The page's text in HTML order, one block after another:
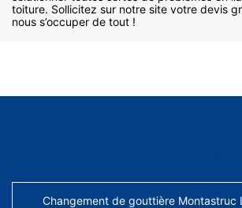
toiture. Sollicitez sur notre site votre devis
nous s’occuper de tout !
Changement de gouttière Montastruc